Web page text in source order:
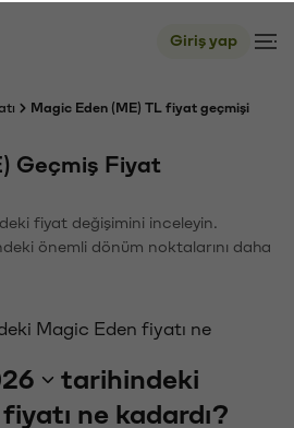
Giriş yap
Magic Eden (ME) TL fiyat geçmişi
Geçmiş Fiyat
fiyat değişimini inceleyin.
önemli dönüm noktalarını daha
Magic Eden fiyatı ne
tarihindeki
fiyatı ne kadardı?